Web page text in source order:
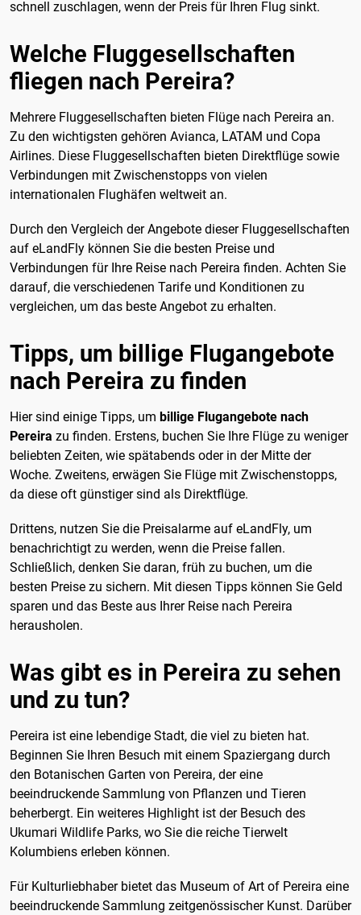
schnell zuschlagen, wenn der Preis für Ihren Flug sinkt.
Welche Fluggesellschaften
fliegen nach Pereira?
Mehrere Fluggesellschaften bieten Flüge nach Pereira an.
Zu den wichtigsten gehören Avianca, LATAM und Copa
Airlines. Diese Fluggesellschaften bieten Direktflüge sowie
Verbindungen mit Zwischenstopps von vielen
internationalen Flughäfen weltweit an.
Durch den Vergleich der Angebote dieser Fluggesellschaften
auf eLandFly können Sie die besten Preise und
Verbindungen für Ihre Reise nach Pereira finden. Achten Sie
darauf, die verschiedenen Tarife und Konditionen zu
vergleichen, um das beste Angebot zu erhalten.
Tipps, um billige Flugangebote
nach Pereira zu finden
Hier sind einige Tipps, um billige Flugangebote nach
Pereira zu finden. Erstens, buchen Sie Ihre Flüge zu weniger
beliebten Zeiten, wie spätabends oder in der Mitte der
Woche. Zweitens, erwägen Sie Flüge mit Zwischenstopps,
da diese oft günstiger sind als Direktflüge.
Drittens, nutzen Sie die Preisalarme auf eLandFly, um
benachrichtigt zu werden, wenn die Preise fallen.
Schließlich, denken Sie daran, früh zu buchen, um die
besten Preise zu sichern. Mit diesen Tipps können Sie Geld
sparen und das Beste aus Ihrer Reise nach Pereira
herausholen.
Was gibt es in Pereira zu sehen
und zu tun?
Pereira ist eine lebendige Stadt, die viel zu bieten hat.
Beginnen Sie Ihren Besuch mit einem Spaziergang durch
den Botanischen Garten von Pereira, der eine
beeindruckende Sammlung von Pflanzen und Tieren
beherbergt. Ein weiteres Highlight ist der Besuch des
Ukumari Wildlife Parks, wo Sie die reiche Tierwelt
Kolumbiens erleben können.
Für Kulturliebhaber bietet das Museum of Art of Pereira eine
beeindruckende Sammlung zeitgenössischer Kunst. Darüber